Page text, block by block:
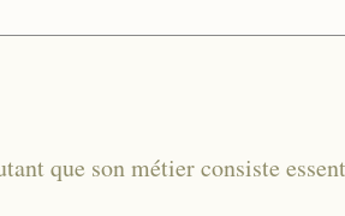
que son métier consiste